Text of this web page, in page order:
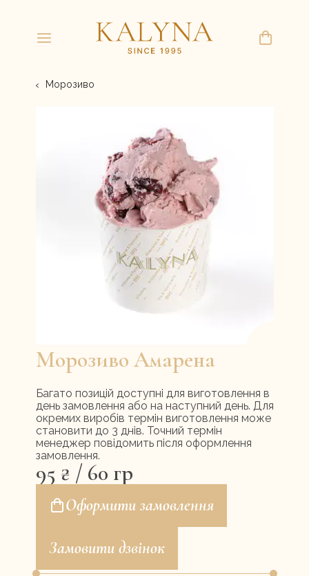
ПН-ПТ 8:00 20:00
СБ, НД 9:00 20:00
Літня колекція міні-тортів
Торти
Морозиво
Корпоративні замовлення
Набори солодощів
Свіжа випічка
Домашнє ліплення
UA RU
Морозиво
Морозиво Амарена
Багато позицій доступні для виготовлення в
день замовлення або на наступний день. Для
окремих виробів термін виготовлення може
становити до 3 днів. Точний термін
менеджер повідомить після оформлення
замовлення.
95 ₴ / 60 гр
Оформити замовлення
Замовити дзвінок